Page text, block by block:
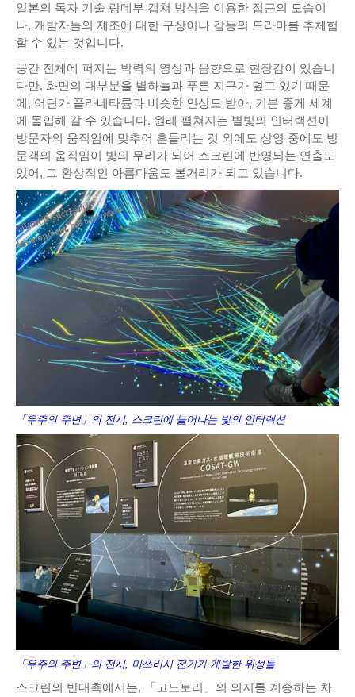
일본의 독자 기술 랑데부 캡쳐 방식을 이용한 접근의 모습이
나, 개발자들의 제조에 대한 구상이나 감동의 드라마를 추체험
할 수 있는 것입니다.
공간 전체에 퍼지는 박력의 영상과 음향으로 현장감이 있습니
다만, 화면의 대부분을 별하늘과 푸른 지구가 덮고 있기 때문
에, 어딘가 플라네타륨과 비슷한 인상도 받아, 기분 좋게 세계
에 몰입해 갈 수 있습니다. 원래 펼쳐지는 별빛의 인터랙션이
방문자의 움직임에 맞추어 흔들리는 것 외에도 상영 중에도 방
문객의 움직임이 빛의 무리가 되어 스크린에 반영되는 연출도
있어, 그 환상적인 아름다움도 볼거리가 되고 있습니다.
「우주의 주변」의 전시, 스크린에 늘어나는 빛의 인터랙션
「우주의 주변」의 전시, 미쓰비시 전기가 개발한 위성들
스크린의 반대측에서는, 「고노토리」의 의지를 계승하는 차